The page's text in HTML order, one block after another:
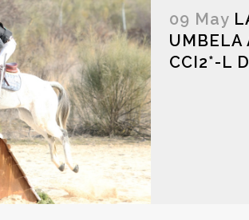
09 May
UMBELA
CCI2*-L